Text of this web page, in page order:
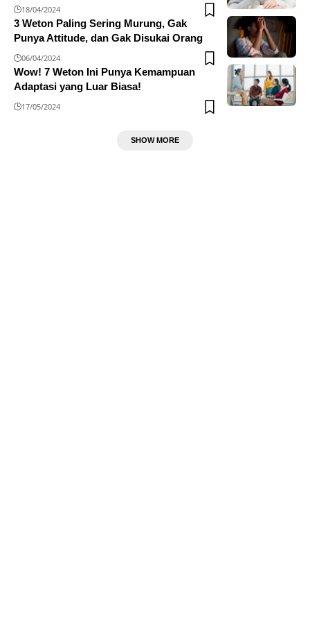
18/04/2024
3 Weton Paling Sering Murung, Gak
Punya Attitude, dan Gak Disukai Orang
06/04/2024
Wow! 7 Weton Ini Punya Kemampuan
Adaptasi yang Luar Biasa!
17/05/2024
SHOW MORE